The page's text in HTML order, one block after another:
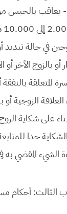
1-526.- يعاقب
في حالة
بالزوج الآخر أو
المتعلقة
العلاقة الزوجية
بناء على شكاية
حدا للمتابعة
الشيء المقضي
الثالث: أحكام